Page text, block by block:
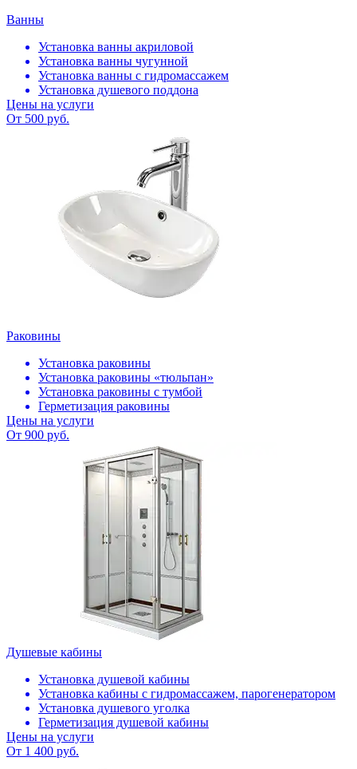
Ванны
Установка ванны акриловой
Установка ванны чугунной
Установка ванны с гидромассажем
Установка душевого поддона
Цены на услуги
От 500 руб.
Раковины
Установка раковины
Установка раковины «тюльпан»
Установка раковины с тумбой
Герметизация раковины
Цены на услуги
От 900 руб.
Душевые кабины
Установка душевой кабины
Установка кабины с гидромассажем, парогенератором
Установка душевого уголка
Герметизация душевой кабины
Цены на услуги
От 1 400 руб.